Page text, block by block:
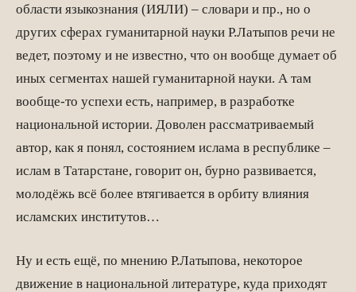
области языкознания (ИЯЛИ) – словари и пр., но о
других сферах гуманитарной науки Р.Латыпов речи не
ведет, поэтому и не известно, что он вообще думает об
иных сегментах нашей гуманитарной науки. А там
вообще-то успехи есть, например, в разработке
национальной истории. Доволен рассматриваемый
автор, как я понял, состоянием ислама в республике –
ислам в Татарстане, говорит он, бурно развивается,
молодёжь всё более втягивается в орбиту влияния
исламских институтов…
Ну и есть ещё, по мнению Р.Латыпова, некоторое
движение в национальной литературе, куда приходят